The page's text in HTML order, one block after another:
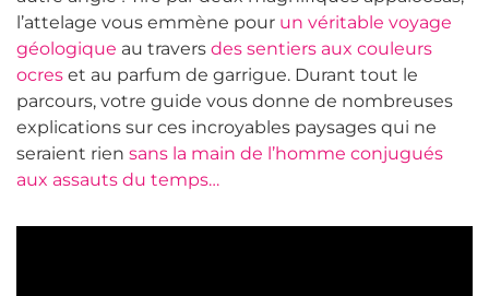
l’attelage vous emmène pour un véritable voyage
géologique au travers des sentiers aux couleurs
ocres et au parfum de garrigue. Durant tout le
parcours, votre guide vous donne de nombreuses
explications sur ces incroyables paysages qui ne
seraient rien sans la main de l’homme conjugués
aux assauts du temps…